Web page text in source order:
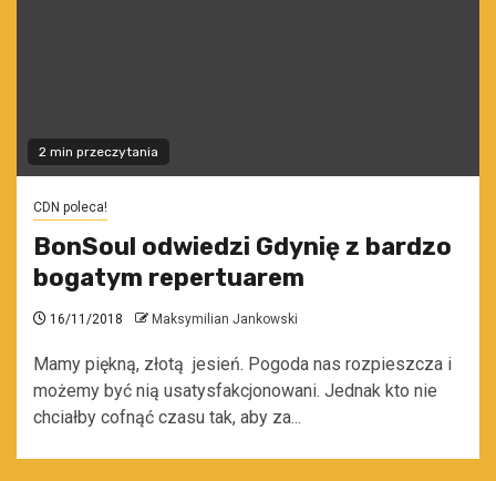
2 min przeczytania
CDN poleca!
BonSoul odwiedzi Gdynię z bardzo
bogatym repertuarem
16/11/2018 Maksymilian Jankowski
Mamy piękną, złotą jesień. Pogoda nas rozpieszcza i
możemy być nią usatysfakcjonowani. Jednak kto nie
chciałby cofnąć czasu tak, aby za...